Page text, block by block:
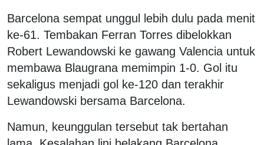
Barcelona sempat unggul lebih dulu pada menit
ke-61. Tembakan Ferran Torres dibelokkan
Robert Lewandowski ke gawang Valencia untuk
membawa Blaugrana memimpin 1-0. Gol itu
sekaligus menjadi gol ke-120 dan terakhir
Lewandowski bersama Barcelona.
Namun, keunggulan tersebut tak bertahan